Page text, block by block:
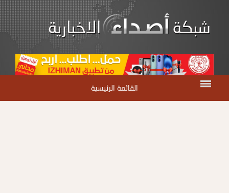
القائمة الرئيسية